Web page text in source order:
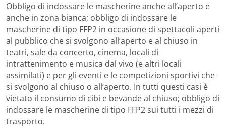
Obbligo di indossare le mascherine anche all’aperto e
anche in zona bianca; obbligo di indossare le
mascherine di tipo FFP2 in occasione di spettacoli aperti
al pubblico che si svolgono all’aperto e al chiuso in
teatri, sale da concerto, cinema, locali di
intrattenimento e musica dal vivo (e altri locali
assimilati) e per gli eventi e le competizioni sportivi che
si svolgono al chiuso o all’aperto. In tutti questi casi è
vietato il consumo di cibi e bevande al chiuso; obbligo di
indossare le mascherine di tipo FFP2 sui tutti i mezzi di
trasporto.